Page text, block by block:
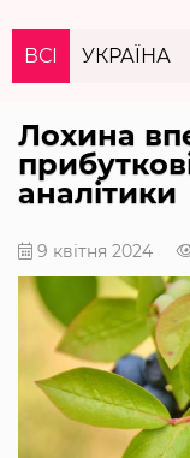
ВСІ УКРАЇНА
Лохина
аналітики
9 квітня 2024